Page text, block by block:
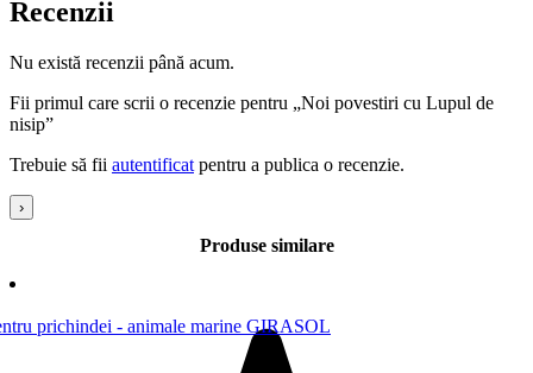
Recenzii
Nu există recenzii până acum.
Fii primul care scrii o recenzie pentru „Noi povestiri cu Lupul de
nisip”
Trebuie să fii autentificat pentru a publica o recenzie.
›
Produse similare